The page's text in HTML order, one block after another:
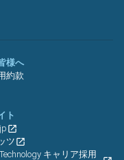
様へ
約款
ト
ツ
キャリア採用